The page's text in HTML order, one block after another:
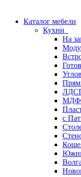
Каталог мебели
Кухни
На
МДФ
с